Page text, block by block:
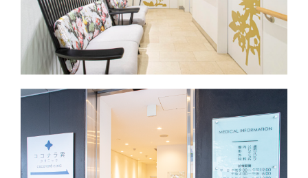
services
facilities
news & events